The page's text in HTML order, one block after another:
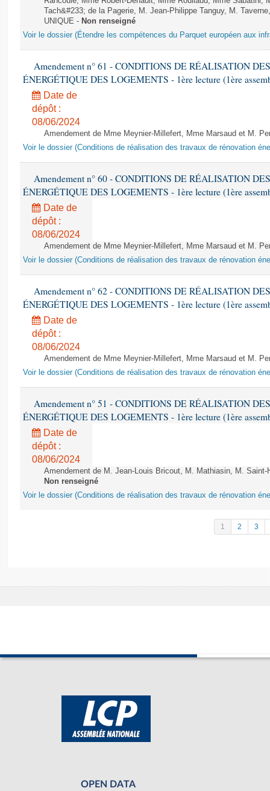
Tach&#233; de la Pagerie, M. Jean-Philippe Tanguy, M.
UNIQUE - Non renseigné
Voir le dossier (Étendre les compétences du Parquet européen aux
Amendement n° 61 - CONDITIONS DE RÉALISATION
ÉNERGÉTIQUE DES LOGEMENTS - 1ère lecture (1ère
Date de
dépôt :
08/06/2024
Amendement de Mme Meynier-Millefert, Mme Marsaud et M.
Voir le dossier (Conditions de réalisation des travaux de rénovation
Amendement n° 60 - CONDITIONS DE RÉALISATION
ÉNERGÉTIQUE DES LOGEMENTS - 1ère lecture (1ère
Date de
dépôt :
08/06/2024
Amendement de Mme Meynier-Millefert, Mme Marsaud et M.
Voir le dossier (Conditions de réalisation des travaux de rénovation
Amendement n° 62 - CONDITIONS DE RÉALISATION
ÉNERGÉTIQUE DES LOGEMENTS - 1ère lecture (1ère
Date de
dépôt :
08/06/2024
Amendement de Mme Meynier-Millefert, Mme Marsaud et M.
Voir le dossier (Conditions de réalisation des travaux de rénovation
Amendement n° 51 - CONDITIONS DE RÉALISATION
ÉNERGÉTIQUE DES LOGEMENTS - 1ère lecture (1ère
Date de
dépôt :
08/06/2024
Amendement de M. Jean-Louis Bricout, M. Mathiasin, M.
Non renseigné
Voir le dossier (Conditions de réalisation des travaux de rénovation
1 2 3
OPEN DATA